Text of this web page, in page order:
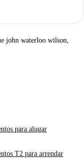
john waterloo wilson,
para alugar
T2 para arrendar